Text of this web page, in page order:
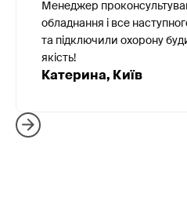
Менеджер
обладнання і все
та підключили охорону
якість!
Катерина, Київ